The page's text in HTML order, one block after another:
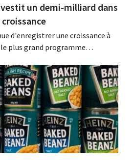
un demi-milliard dans
d'enregistrer une croissance à
plus grand programme
de Biscoff : « Nous devons saisir